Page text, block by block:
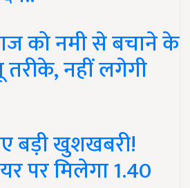
को नमी से बचाने के
नहीं लगेगी
बड़ी खुशखबरी!
पर मिलेगा 1.40